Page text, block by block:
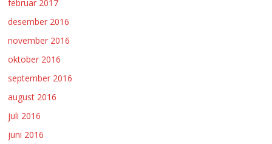
februar 2017
desember 2016
november 2016
oktober 2016
september 2016
august 2016
juli 2016
juni 2016